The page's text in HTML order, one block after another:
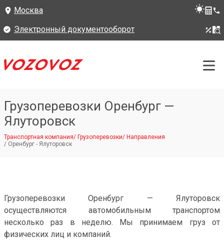
Москва
Электронный документооборот
Грузоперевозки Оренбург —
Ялуторовск
Транспортная компания/ Грузоперевозки/ Направления
/ Оренбург - Ялуторовск
Грузоперевозки Оренбург — Ялуторовск
осуществляются автомобильным транспортом
несколько раз в неделю. Мы принимаем груз от
физических лиц и компаний.